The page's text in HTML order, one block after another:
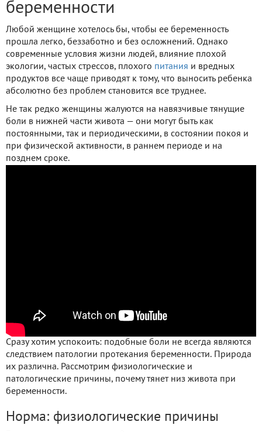
беременности
Любой женщине хотелось бы, чтобы ее беременность
прошла легко, беззаботно и без осложнений. Однако
современные условия жизни людей, влияние плохой
экологии, частых стрессов, плохого питания и вредных
продуктов все чаще приводят к тому, что выносить ребенка
абсолютно без проблем становится все труднее.
Не так редко женщины жалуются на навязчивые тянущие
боли в нижней части живота — они могут быть как
постоянными, так и периодическими, в состоянии покоя и
при физической активности, в раннем периоде и на
позднем сроке.
Сразу хотим успокоить: подобные боли не всегда являются
следствием патологии протекания беременности. Природа
их различна. Рассмотрим физиологические и
патологические причины, почему тянет низ живота при
беременности.
Норма: физиологические причины